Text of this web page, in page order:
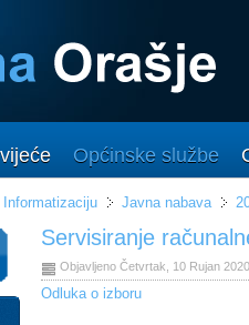
Općinske službe
Informatizaciju Javna nabava
Servisiranje
Objavljeno Četvrtak, 10 Rujan
Odluka o izboru